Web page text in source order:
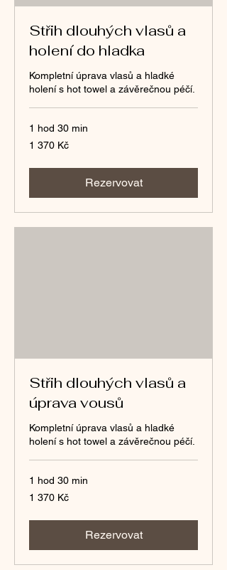
Střih dlouhých vlasů a
holení do hladka
Kompletní úprava vlasů a hladké
holení s hot towel a závěrečnou péčí.
1 hod 30 min
1 370
českých
1 370 Kč
Rezervovat
Střih dlouhých vlasů a
úprava vousů
Kompletní úprava vlasů a hladké
holení s hot towel a závěrečnou péčí.
1 hod 30 min
1 370
českých
1 370 Kč
Rezervovat